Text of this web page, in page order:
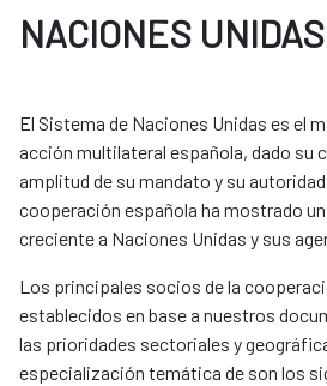
NACIONES UNIDAS
El Sistema de Naciones Unidas es el
acción multilateral española, dado su
amplitud de su mandato y su
cooperación española ha mostrado
creciente a Naciones Unidas y sus
Los principales socios de la
establecidos en base a nuestros
las prioridades sectoriales y
especialización temática de son los